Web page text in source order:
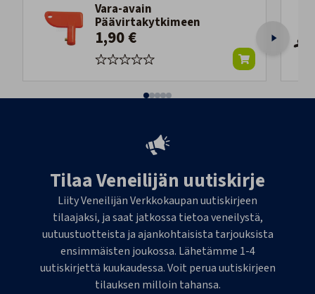
Vara-avain
Päävirtakytkimeen
1,90 €
Tilaa Veneilijän uutiskirje
Liity Veneilijän Verkkokaupan uutiskirjeen
tilaajaksi, ja saat jatkossa tietoa veneilystä,
uutuustuotteista ja ajankohtaisista tarjouksista
ensimmäisten joukossa. Lähetämme 1-4
uutiskirjettä kuukaudessa. Voit perua uutiskirjeen
tilauksen milloin tahansa.